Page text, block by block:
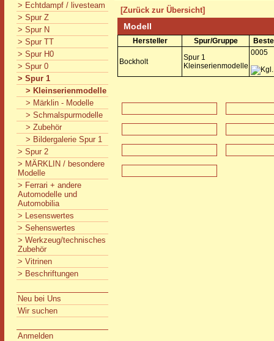
> Echtdampf / livesteam
> Spur Z
> Spur N
> Spur TT
> Spur H0
> Spur 0
> Spur 1
> Kleinserienmodelle
> Märklin - Modelle
> Schmalspurmodelle
> Zubehör
> Bildergalerie Spur 1
> Spur 2
> MÄRKLIN / besondere
Modelle
> Ferrari + andere
Automodelle und
Automobilia
> Lesenswertes
> Sehenswertes
> Werkzeug/technisches
Zubehör
> Vitrinen
> Beschriftungen
Neu bei Uns
Wir suchen
Anmelden
[Zurück zur Übersicht]
Modell
Hersteller Spur/Gruppe
Bockholt
Spur 1
Kleinserienmodelle
0005